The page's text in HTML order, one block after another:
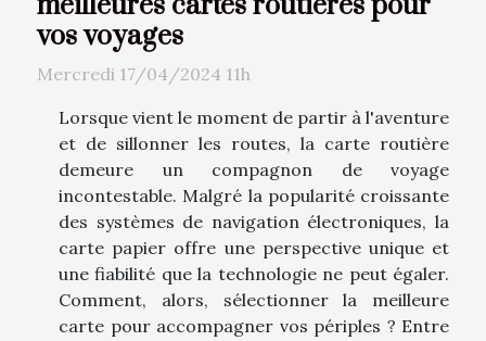
vos voyages
Mercredi 17/04/2024 11h
Lorsque vient le moment de partir à l'aventure
et de sillonner les routes, la carte routière
demeure un compagnon de voyage
incontestable. Malgré la popularité croissante
des systèmes de navigation électroniques, la
carte papier offre une perspective unique et
une fiabilité que la technologie ne peut égaler.
Comment, alors, sélectionner la meilleure
carte pour accompagner vos périples ? Entre